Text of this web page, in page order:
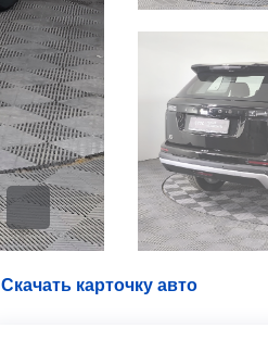
Скачать карточку авто